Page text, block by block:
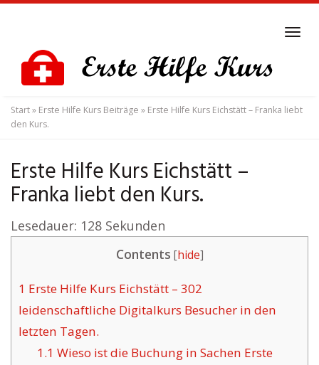
content
Start» Erste Hilfe Kurs Beiträge » Erste Hilfe Kurs Eichstätt – Franka liebt
den Kurs.
Erste Hilfe Kurs Eichstätt –
Franka liebt den Kurs.
Lesedauer: 128 Sekunden
Contents [hide]
1 Erste Hilfe Kurs Eichstätt – 302
leidenschaftliche Digitalkurs Besucher in den
letzten Tagen.
1.1 Wieso ist die Buchung in Sachen Erste